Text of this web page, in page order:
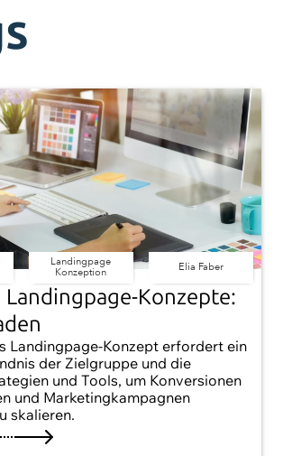
Landingpage
Konzeption
Elia Faber
Konzepte:
Landingpage-Konzept erfordert ein
der Zielgruppe und die
und Tools, um Konversionen
und Marketingkampagnen
skalieren.